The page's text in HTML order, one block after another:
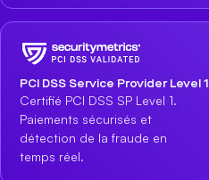
PCI DSS Service Provider Level 1
Certifié PCI DSS SP Level 1.
Paiements sécurisés et
détection de la fraude en
temps réel.